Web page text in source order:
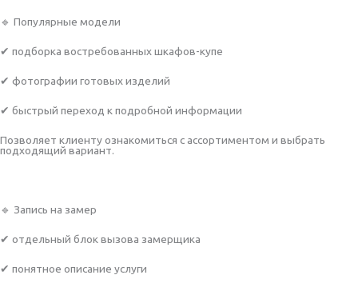
🔹 Популярные модели
✔ подборка востребованных шкафов-купе
✔ фотографии готовых изделий
✔ быстрый переход к подробной информации
Позволяет клиенту ознакомиться с ассортиментом и выбрать
подходящий вариант.
🔹 Запись на замер
✔ отдельный блок вызова замерщика
✔ понятное описание услуги